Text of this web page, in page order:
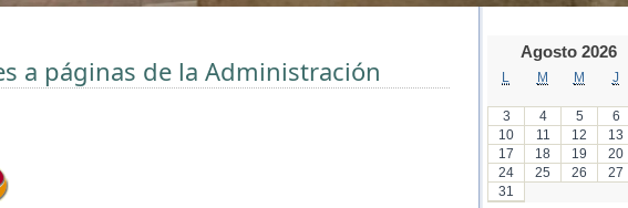
a páginas de la Administración
Agosto 2026
M M J
3
4 5 6
10
11 12 13
17
18 19 20
24
25 26 27
31